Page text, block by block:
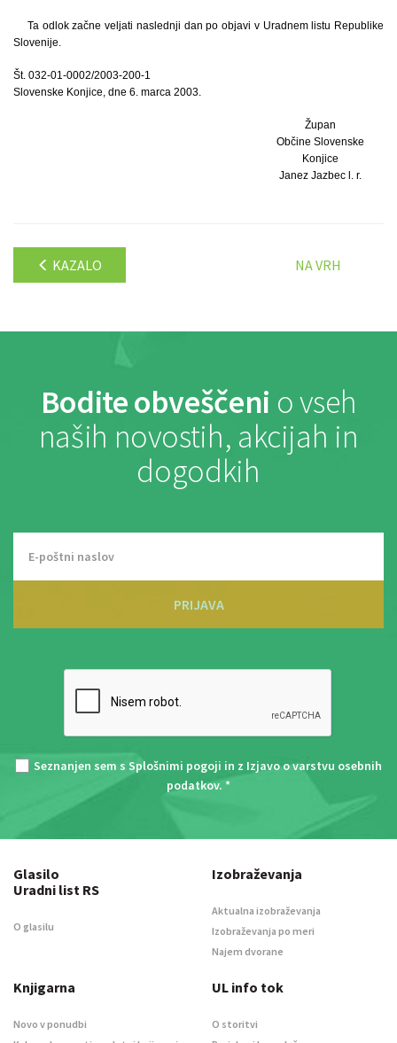
Ta odlok začne veljati naslednji dan po objavi v Uradnem listu Republike
Slovenije.
Št. 032-01-0002/2003-200-1
Slovenske Konjice, dne 6. marca 2003.
Župan
Občine Slovenske
Konjice
Janez Jazbec l. r.
KAZALO NA VRH
Bodite obveščeni o vseh
naših novostih, akcijah in
dogodkih
PRIJAVA
Seznanjen sem s Splošnimi pogoji in z Izjavo o varstvu osebnih
podatkov. *
Glasilo
Uradni list RS
O glasilu
Izobraževanja
Aktualna izobraževanja
Izobraževanja po meri
Najem dvorane
Knjigarna
Novo v ponudbi
UL info tok
O storitvi